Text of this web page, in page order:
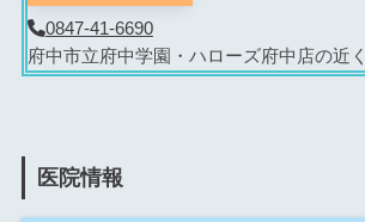
0847-41-6690
府中市立府中学園・ハローズ府中店の近
医院情報